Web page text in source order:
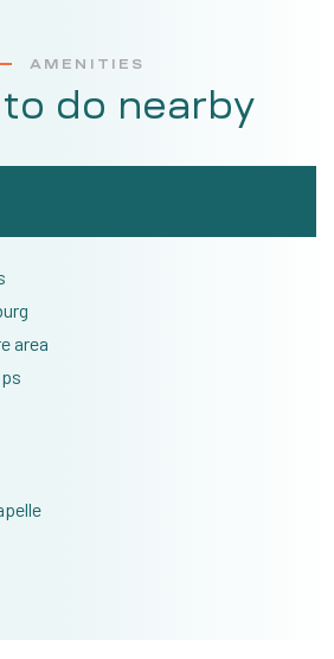
AMENITIES
do nearby
area